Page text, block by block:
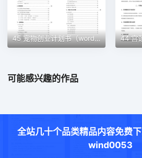
45 宠物创业计划书（word＋ppt配套）创业计划书word模板
可能感兴趣的作品
全站几十个品类精品内容免费下
wind0053